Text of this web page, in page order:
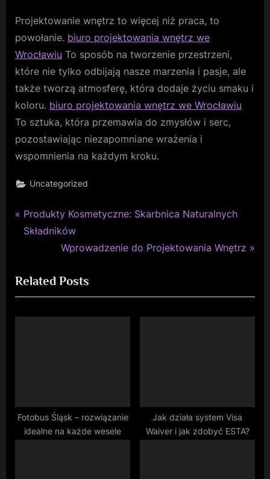
Projektowanie wnętrz to więcej niż praca, to
powołanie. biuro projektowania wnętrz we
Wrocławiu To sposób na tworzenie przestrzeni,
które nie tylko odbijają nasze marzenia i pasje, ale
także tworzą atmosferę, która dodaje życiu smaku i
koloru. biuro projektowania wnętrz we Wrocławiu
To sztuka, która przemawia do zmysłów i serc,
pozostawiając niezapomniane wrażenia i
wspomnienia na każdym kroku.
Uncategorized
Nawigacja
P
r
i
o
u
:
Produkty Kosmetyczne: Skarbnica Naturalnych
Składników
N
x
t
P
Wprowadzenie do Projektowania Wnętrz
Related Posts
Fotobus Śląsk – rozwiązanie
idealne na każde wesele
Jak działa system Visa
Waiver i jak zdobyć ESTA?